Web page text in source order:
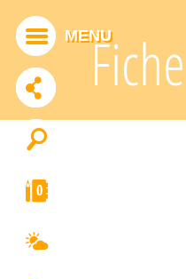
MENU
ADDTHIS EST DÉSACTIVÉ.
0